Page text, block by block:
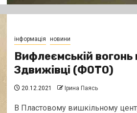
інформація новини
Вифлеємській вогонь
Здвижівці (ФОТО)
20.12.2021 Ірина Паясь
В Пластовому вишкільному